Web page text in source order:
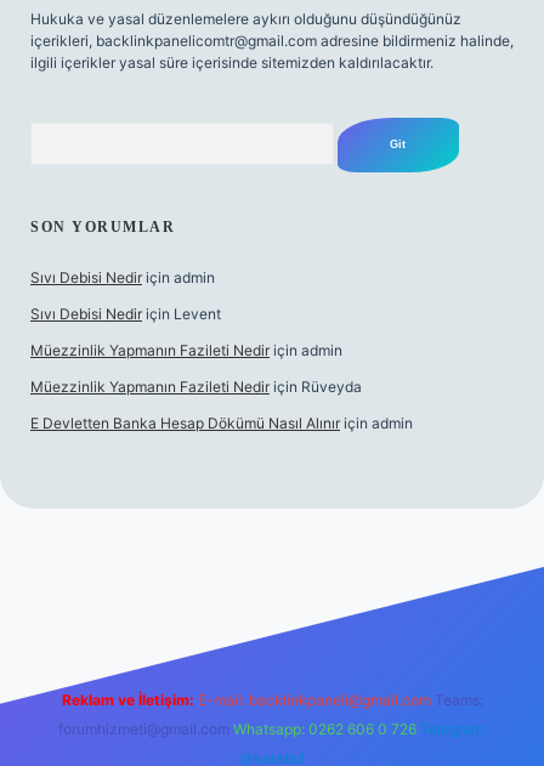
Hukuka ve yasal düzenlemelere aykırı olduğunu düşündüğünüz
içerikleri, backlinkpanelicomtr@gmail.com adresine bildirmeniz halinde,
ilgili içerikler yasal süre içerisinde sitemizden kaldırılacaktır.
SON YORUMLAR
Sıvı Debisi Nedir için admin
Sıvı Debisi Nedir için Levent
Müezzinlik Yapmanın Fazileti Nedir için admin
Müezzinlik Yapmanın Fazileti Nedir için Rüveyda
E Devletten Banka Hesap Dökümü Nasıl Alınır için admin
Reklam ve İletişim: E-mail: backlinkpaneli@gmail.com Teams:
forumhizmeti@gmail.com Whatsapp: 0262 606 0 726 Telegram:
@karabul